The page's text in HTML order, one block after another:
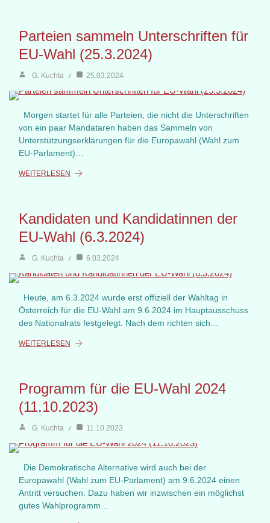
Parteien sammeln Unterschriften für
EU-Wahl (25.3.2024)
G. Kuchta 25.03.2024
Morgen startet für alle Parteien, die nicht die Unterschriften
von ein paar Mandataren haben das Sammeln von
Unterstützungserklärungen für die Europawahl (Wahl zum
EU-Parlament)…
WEITERLESEN
Kandidaten und Kandidatinnen der
EU-Wahl (6.3.2024)
G. Kuchta 6.03.2024
Heute, am 6.3.2024 wurde erst offiziell der Wahltag in
Österreich für die EU-Wahl am 9.6.2024 im Hauptausschuss
des Nationalrats festgelegt. Nach dem richten sich…
WEITERLESEN
Programm für die EU-Wahl 2024
(11.10.2023)
G. Kuchta 11.10.2023
Die Demokratische Alternative wird auch bei der
Europawahl (Wahl zum EU-Parlament) am 9.6.2024 einen
Antritt versuchen. Dazu haben wir inzwischen ein möglichst
gutes Wahlprogramm…